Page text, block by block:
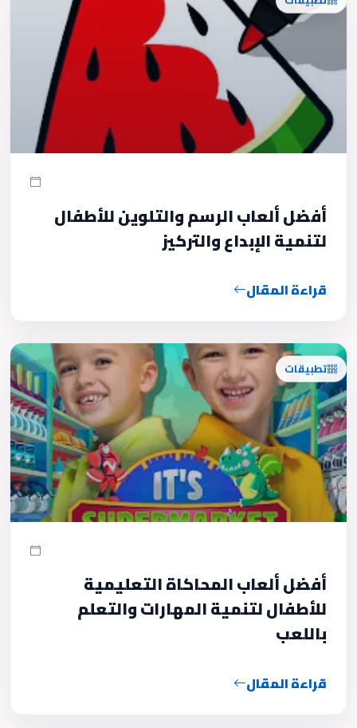
أفضل ألعاب الرسم والتلوين للأطفال
لتنمية الإبداع والتركيز
قراءة المقال
تطبيقات
أفضل ألعاب المحاكاة التعليمية
للأطفال لتنمية المهارات والتعلم
باللعب
قراءة المقال